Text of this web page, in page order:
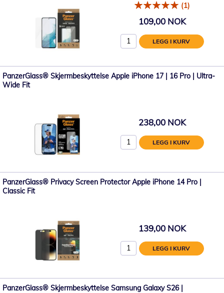
(1)
109,00 NOK
LEGG I KURV
PanzerGlass® Skjermbeskyttelse Apple iPhone 17 | 16 Pro | Ultra-
Wide Fit
238,00 NOK
LEGG I KURV
PanzerGlass® Privacy Screen Protector Apple iPhone 14 Pro |
Classic Fit
139,00 NOK
LEGG I KURV
PanzerGlass® Skjermbeskyttelse Samsung Galaxy S26 |